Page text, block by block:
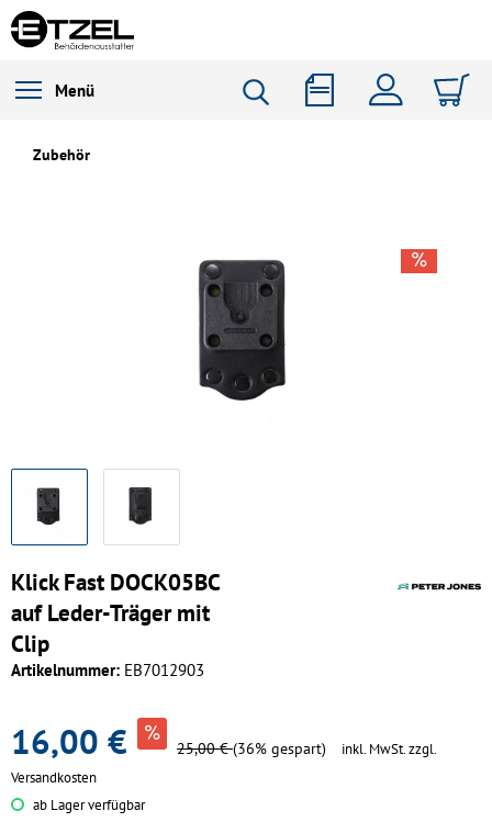
Menü
Zubehör
Klick Fast DOCK05BC
auf Leder-Träger mit
Clip
Artikelnummer: EB7012903
16,00 € 25,00 €(36% gespart) inkl. MwSt.zzgl.
Versandkosten
ab Lager verfügbar